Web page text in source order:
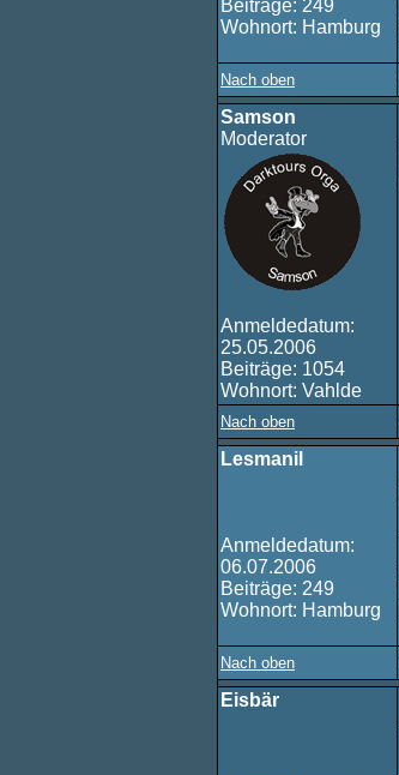
Beiträge: 249
Wohnort: Hamburg
Nach oben
Samson
Moderator
Anmeldedatum:
25.05.2006
Beiträge: 1054
Wohnort: Vahlde
Nach oben
Lesmanil
Anmeldedatum:
06.07.2006
Beiträge: 249
Wohnort: Hamburg
Nach oben
Eisbär